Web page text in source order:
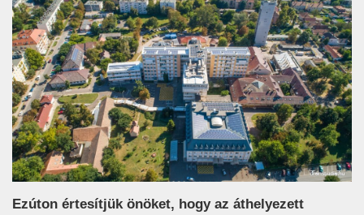
Ezúton értesítjük önöket, hogy az áthelyezett